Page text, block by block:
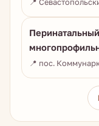
📍 пос.